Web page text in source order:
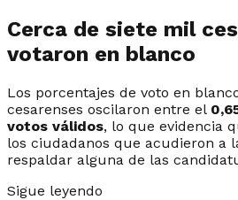
Cerca de siete mil
votaron en blanco
Los porcentajes de voto en
cesarenses oscilaron entre el
votos válidos, lo que evidencia
los ciudadanos que acudieron a
respaldar alguna de las
Sigue leyendo